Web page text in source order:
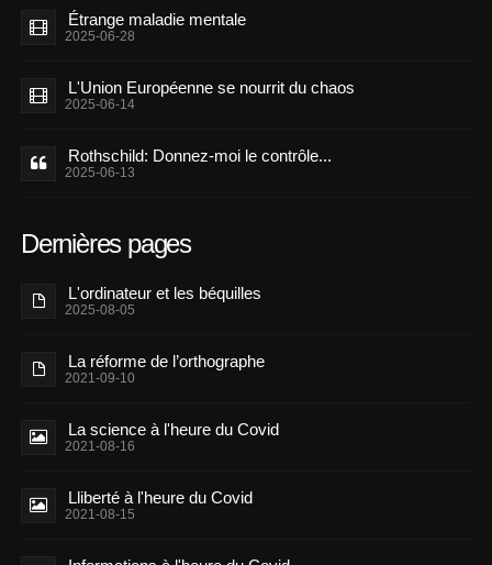
Étrange maladie mentale
2025-06-28
L'Union Européenne se nourrit du chaos
2025-06-14
Rothschild: Donnez-moi le contrôle...
2025-06-13
Dernières pages
L'ordinateur et les béquilles
2025-08-05
La réforme de l’orthographe
2021-09-10
La science à l'heure du Covid
2021-08-16
Lliberté à l'heure du Covid
2021-08-15